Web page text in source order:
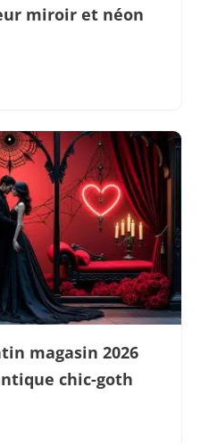
miroir et néon
magasin 2026
chic-goth